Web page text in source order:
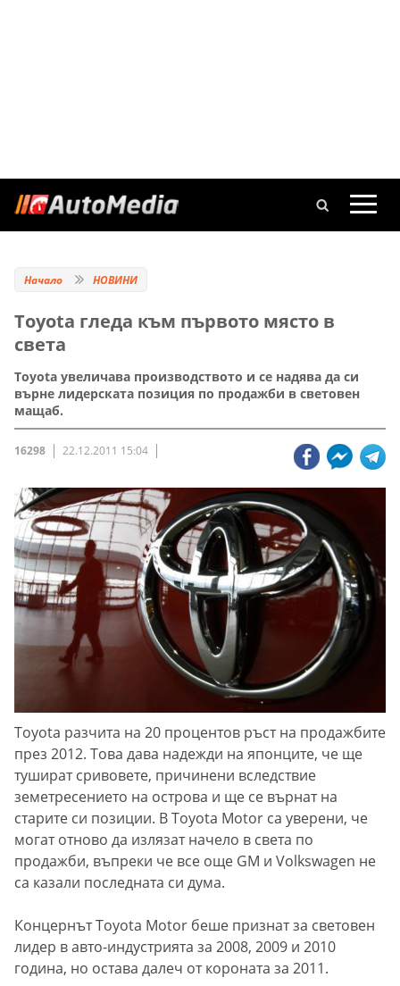
Начало НОВИНИ
Toyota гледа към първото място в
света
Тoyota увеличава производството и се надява да си
върне лидерската позиция по продажби в световен
мащаб.
16298 22.12.2011 15:04
Toyota разчита на 20 процентов ръст на продажбите
през 2012. Това дава надежди на японците, че ще
тушират сривовете, причинени вследствие
земетресението на острова и ще се върнат на
старите си позиции. В Toyota Motor са уверени, че
могат отново да излязат начело в света по
продажби, въпреки че все още GM и Volkswagen не
са казали последната си дума.
Концернът Toyota Motor беше признат за световен
лидер в авто-индустрията за 2008, 2009 и 2010
година, но остава далеч от короната за 2011.